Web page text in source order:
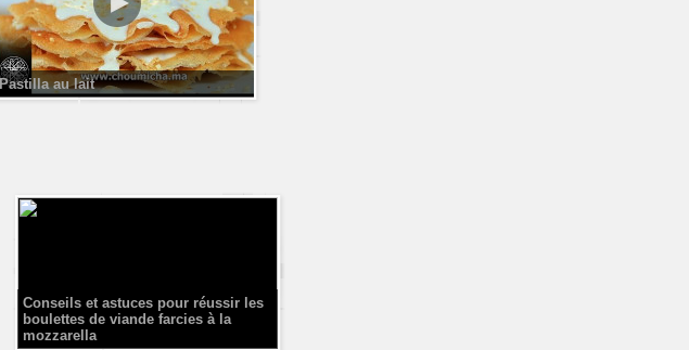
Pastilla au lait
Conseils et astuces pour réussir les
boulettes de viande farcies à la
mozzarella